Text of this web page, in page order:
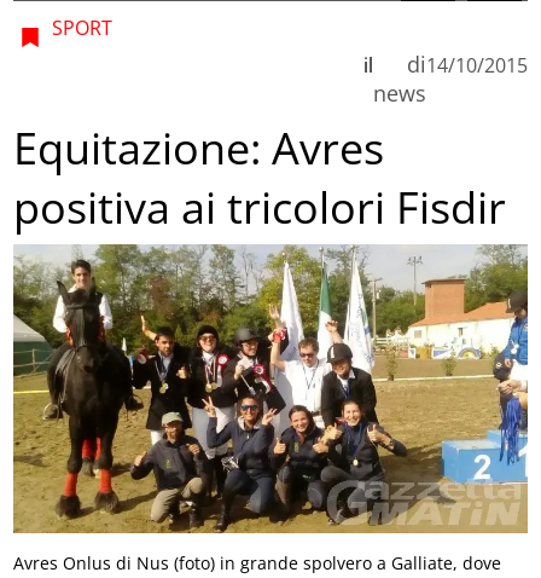
SPORT
di
news
il 14/10/2015
Equitazione: Avres
positiva ai tricolori Fisdir
Avres Onlus di Nus (foto) in grande spolvero a Galliate, dove